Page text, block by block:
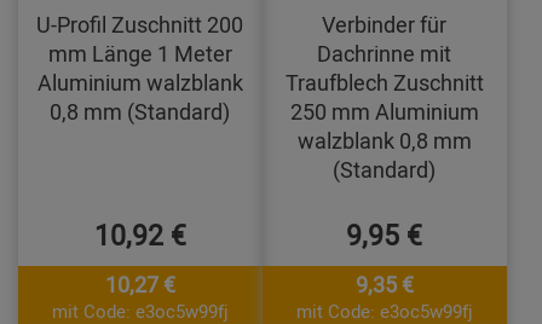
U-Profil Zuschnitt 200
mm Länge 1 Meter
Aluminium walzblank
0,8 mm (Standard)
10,92 €
10,27 €
mit Code: e3oc5w99fj
Verbinder für
Dachrinne mit
Traufblech Zuschnitt
250 mm Aluminium
walzblank 0,8 mm
(Standard)
9,95 €
9,35 €
mit Code: e3oc5w99fj